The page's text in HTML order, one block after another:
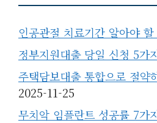
인공관절 치료기간 알아야 할
정부지원대출 당일 신청 5가
주택담보대출 통합으로 절약
2025-11-25
무치악 임플란트 성공률 7가